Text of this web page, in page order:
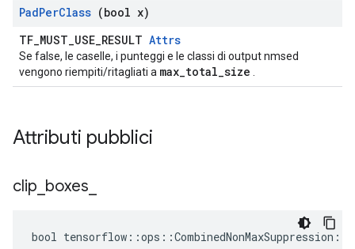
PadPerClass (bool x)
TF_MUST_USE_RESULT Attrs
Se false, le caselle, i punteggi e le classi di output nmsed
vengono riempiti/ritagliati a max_total_size
Attributi pubblici
clip boxes
bool